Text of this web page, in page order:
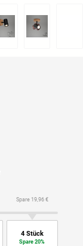
Spare 19,96 €
4 Stück
Spare 20%